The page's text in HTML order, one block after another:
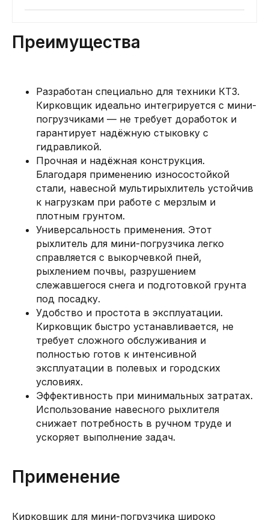
Преимущества
Разработан специально для техники КТЗ.
Кирковщик идеально интегрируется с мини-
погрузчиками — не требует доработок и
гарантирует надёжную стыковку с
гидравликой.
Прочная и надёжная конструкция.
Благодаря применению износостойкой
стали, навесной мультирыхлитель устойчив
к нагрузкам при работе с мерзлым и
плотным грунтом.
Универсальность применения. Этот
рыхлитель для мини-погрузчика легко
справляется с выкорчевкой пней,
рыхлением почвы, разрушением
слежавшегося снега и подготовкой грунта
под посадку.
Удобство и простота в эксплуатации.
Кирковщик быстро устанавливается, не
требует сложного обслуживания и
полностью готов к интенсивной
эксплуатации в полевых и городских
условиях.
Эффективность при минимальных затратах.
Использование навесного рыхлителя
снижает потребность в ручном труде и
ускоряет выполнение задач.
Применение
Кирковщик для мини-погрузчика широко